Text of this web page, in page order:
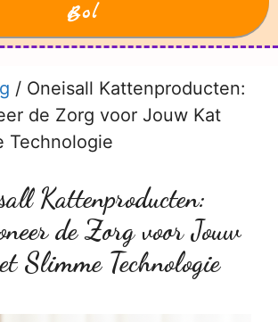
Bol
/ Oneisall Kattenproducten:
de Zorg voor Jouw Kat
Technologie
Kattenproducten:
de Zorg voor Jouw
Slimme Technologie